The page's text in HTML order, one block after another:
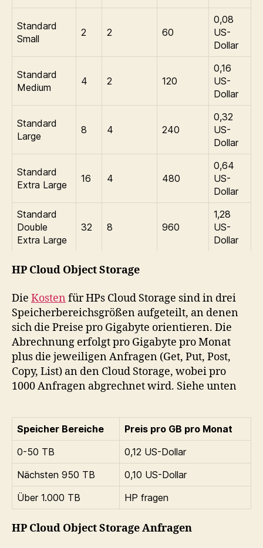
Standard
Small
2 2 60
0,08
US-
Dollar
Standard
Medium
4 2 120
0,16
US-
Dollar
Standard
Large
8 4 240
0,32
US-
Dollar
Standard
Extra Large
16 4 480
0,64
US-
Dollar
Standard
Double
Extra Large
32 8 960
1,28
US-
Dollar
HP Cloud Object Storage
Die Kosten für HPs Cloud Storage sind in drei
Speicherbereichsgrößen aufgeteilt, an denen
sich die Preise pro Gigabyte orientieren. Die
Abrechnung erfolgt pro Gigabyte pro Monat
plus die jeweiligen Anfragen (Get, Put, Post,
Copy, List) an den Cloud Storage, wobei pro
1000 Anfragen abgrechnet wird. Siehe unten
Speicher Bereiche
Preis pro GB pro Monat
0-50 TB
0,12 US-Dollar
Nächsten 950 TB
0,10 US-Dollar
Über 1.000 TB
HP fragen
HP Cloud Object Storage Anfragen